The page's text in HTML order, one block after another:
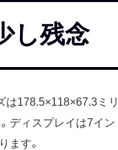
し残念
は178.5×118×67.3ミリ
ディスプレイは7イン
ます。